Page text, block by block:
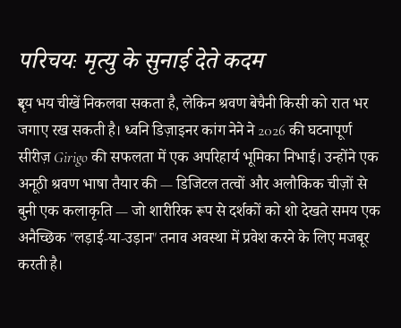
परिचय: मृत्यु के सुनाई देते कदम
दृश्य भय चीखें निकलवा सकता है, लेकिन श्रवण बेचैनी किसी को रात भर
जगाए रख सकती है। ध्वनि डिज़ाइनर कांग नेने ने 2026 की घटनापूर्ण
सीरीज़Girigoकी सफलता में एक अपरिहार्य भूमिका निभाई। उन्होंने एक
अनूठी श्रवण भाषा तैयार की — डिजिटल तत्वों और अलौकिक चीज़ों से
बुनी एक कलाकृति — जो शारीरिक रूप से दर्शकों को शो देखते समय एक
अनैच्छिक "लड़ाई-या-उड़ान" तनाव अवस्था में प्रवेश करने के लिए मजबूर
करती है।